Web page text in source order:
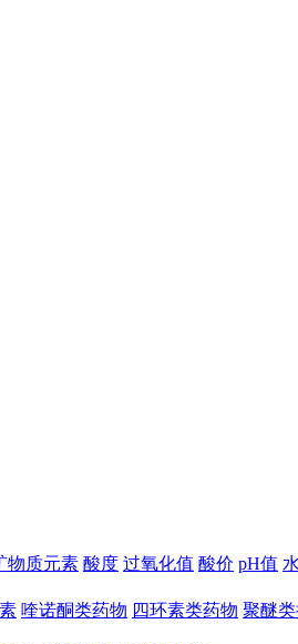
物质元素 酸度 过氧化值 酸价 pH值
喹诺酮类药物 四环素类药物 聚醚